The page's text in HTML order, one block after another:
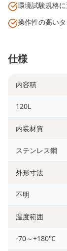
環境試験規格
操作性の高い
仕様
内容積
120L
内装材質
ステンレス鋼
外形寸法
不明
温度範囲
-70～+180℃